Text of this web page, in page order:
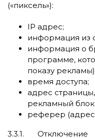
(«пиксель»):
IP адрес;
информация из
информация о
программе,
показу
время доступа;
адрес
рекламный блок;
реферер
3.3.1.